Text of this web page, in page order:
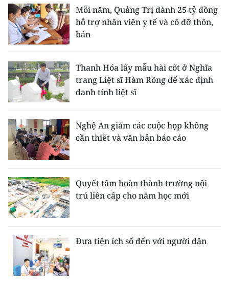
Mỗi năm, Quảng Trị dành 25 tỷ đồng
hỗ trợ nhân viên y tế và cô đỡ thôn,
bản
Thanh Hóa lấy mẫu hài cốt ở Nghĩa
trang Liệt sĩ Hàm Rồng để xác định
danh tính liệt sĩ
Nghệ An giảm các cuộc họp không
cần thiết và văn bản báo cáo
Quyết tâm hoàn thành trường nội
trú liên cấp cho năm học mới
Đưa tiện ích số đến với người dân